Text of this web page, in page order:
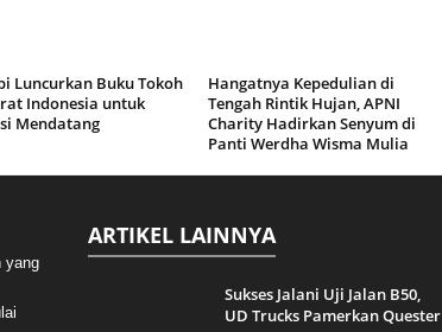
Luncurkan Buku Tokoh
Indonesia untuk
Mendatang
Hangatnya Kepedulian di
Tengah Rintik Hujan, APNI
Charity Hadirkan Senyum di
Panti Werdha Wisma Mulia
yang
ARTIKEL LAINNYA
Sukses Jalani Uji Jalan B50,
UD Trucks Pamerkan Quester